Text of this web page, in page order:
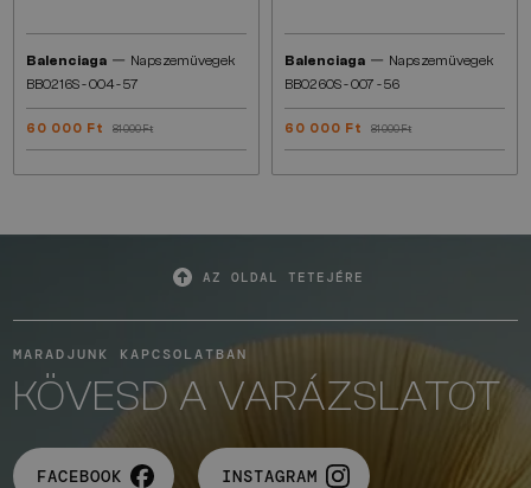
Balenciaga — Napszemüvegek
BB0216S - 004 - 57
60 000 Ft 81 000 Ft
Balenciaga — Napszemüvegek
BB0260S - 007 - 56
60 000 Ft 81 000 Ft
AZ OLDAL TETEJÉRE
MARADJUNK KAPCSOLATBAN
KÖVESD A VARÁZSLATOT
FACEBOOK INSTAGRAM